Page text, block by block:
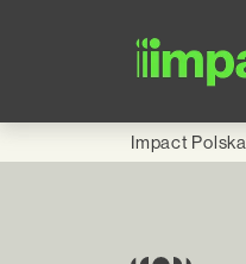
Impact Polska